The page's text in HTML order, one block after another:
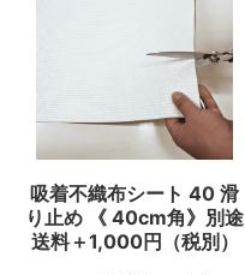
吸着不織布シート 40 滑
り止め 《 40cm角》別途
送料＋1,000円（税別）